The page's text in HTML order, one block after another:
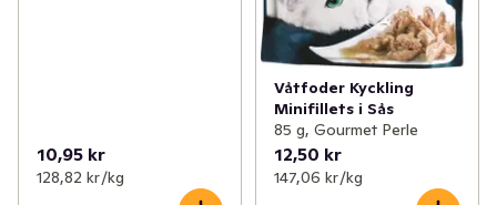
10,95 kr
128,82 kr /kg
Våtfoder Kyckling
Minifillets i Sås
85 g, Gourmet Perle
12,50 kr
147,06 kr /kg